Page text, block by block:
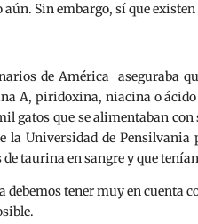
Sin embargo, sí que
de América aseguraba
A, piridoxina, niacina o
gatos que se alimentaban
la Universidad de
taurina en sangre y que
tener muy en cuenta